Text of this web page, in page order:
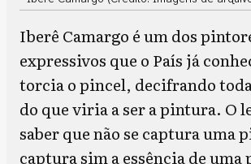
Iberê Camargo é um dos
expressivos que o País já
torcia o pincel, decifrando
do que viria a ser a pintura. O
saber que não se captura uma
captura sim a essência de uma